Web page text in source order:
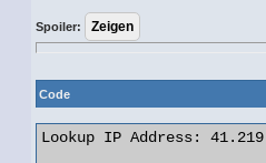
Spoiler:
Code
Lookup IP Address: